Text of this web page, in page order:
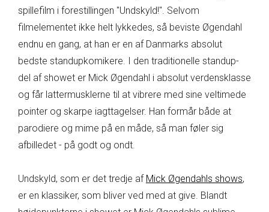
spillefilm i forestillingen "Undskyld!". Selvom
filmelementet ikke helt lykkedes, så beviste Øgendahl
endnu en gang, at han er en af Danmarks absolut
bedste standupkomikere. I den traditionelle standup-
del af showet er Mick Øgendahl i absolut verdensklasse
og får lattermusklerne til at vibrere med sine veltimede
pointer og skarpe iagttagelser. Han formår både at
parodiere og mime på en måde, så man føler sig
afbilledet - på godt og ondt.
Undskyld, som er det tredje af Mick Øgendahls shows,
er en klassiker, som bliver ved med at give. Blandt